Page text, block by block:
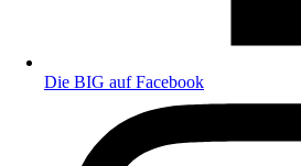
Die BIG auf Facebook